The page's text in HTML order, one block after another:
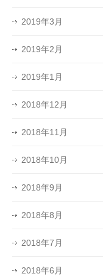
2019年3月
2019年2月
2019年1月
2018年12月
2018年11月
2018年10月
2018年9月
2018年8月
2018年7月
2018年6月